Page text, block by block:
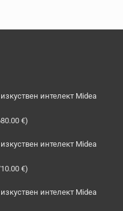
интелект Midea
€)
интелект Midea
€)
интелект Midea